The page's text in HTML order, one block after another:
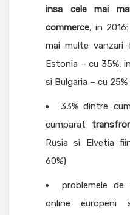
insa cele mai
commerce, in
mai multe vanzari
Estonia – cu 35%,
si Bulgaria – cu 25%
33% dintre
cumparat
Rusia si Elvetia
60%)
problemele
online europeni